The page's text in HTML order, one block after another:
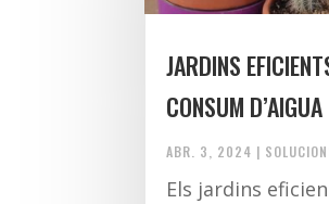
JARDINS
CONSUM D’AIGUA
ABR. 3, 2024 |
Els jardins